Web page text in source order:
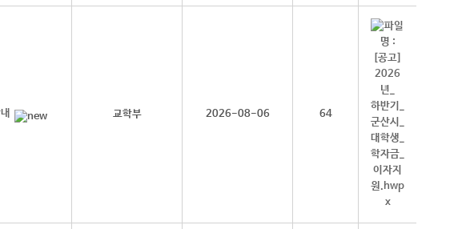
교학부 2026-08-06 64